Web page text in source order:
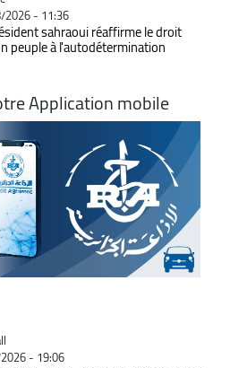
- 11:36
sahraoui réaffirme le droit
peuple à l'autodétermination
Application mobile
- 19:06